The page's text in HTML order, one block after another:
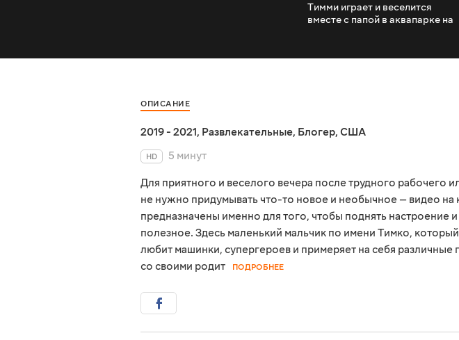
Тимми играет и веселится
вместе с папой в аквапарке на
ОПИСАНИЕ
2019 - 2021, Развлекательные, Блогер, США
HD
5 минут
Для приятного и веселого вечера после трудного рабочего
не нужно придумывать что-то новое и необычное — видео на
предназначены именно для того, чтобы поднять настроение и
полезное. Здесь маленький мальчик по имени Тимко,
любит машинки, супергероев и примеряет на себя различные
со своими родит
ПОДРОБНЕЕ